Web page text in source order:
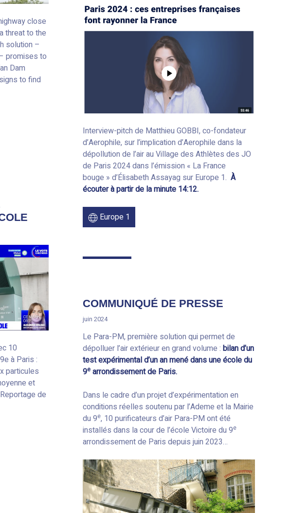
close
threat to the
solution –
promises to
Dam
to find
Interview-pitch de Matthieu GOBBI, co-fondateur
d’Aerophile, sur l’implication d’Aerophile dans la
dépollution de l’air au Village des Athlètes des JO
de Paris 2024 dans l’émission « La France
bouge » d’Élisabeth Assayag sur Europe 1.À
écouter à partir de la minute 14:12.
Europe 1
10
à Paris :
particules
et
de
COMMUNIQUÉ DE PRESSE
juin 2024
Le Para-PM, première solution qui permet de
dépolluer l’air extérieur en grand volume :bilan d’un
test expérimental d’un an mené dans une école du
9e arrondissement de Paris.
Dans le cadre d’un projet d’expérimentation en
conditions réelles soutenu par l’Ademe et la Mairie
du 9e, 10 purificateurs d’air Para-PM ont été
installés dans la cour de l’école Victoire du 9e
arrondissement de Paris depuis juin 2023…